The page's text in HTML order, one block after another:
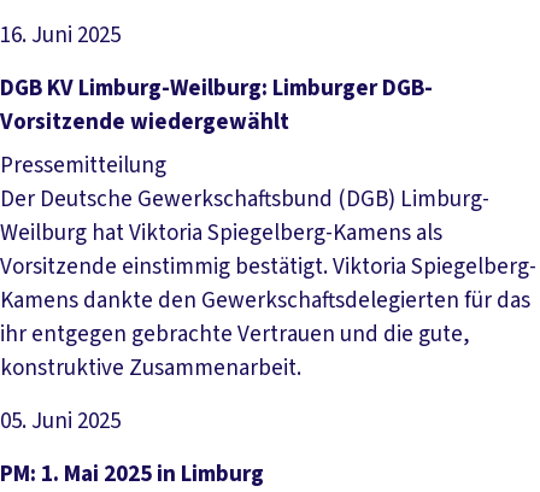
16. Juni 2025
Artikel lesen
DGB KV Limburg-Weilburg: Limburger DGB-
Vorsitzende wiedergewählt
Pressemitteilung
Der Deutsche Gewerkschaftsbund (DGB) Limburg-
Weilburg hat Viktoria Spiegelberg-Kamens als
Vorsitzende einstimmig bestätigt. Viktoria Spiegelberg-
Kamens dankte den Gewerkschaftsdelegierten für das
ihr entgegen gebrachte Vertrauen und die gute,
konstruktive Zusammenarbeit.
05. Juni 2025
Artikel lesen
PM: 1. Mai 2025 in Limburg